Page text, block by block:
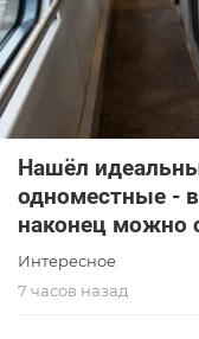
Нашёл
одноместные -
наконец можно
Интересное
7 часов назад